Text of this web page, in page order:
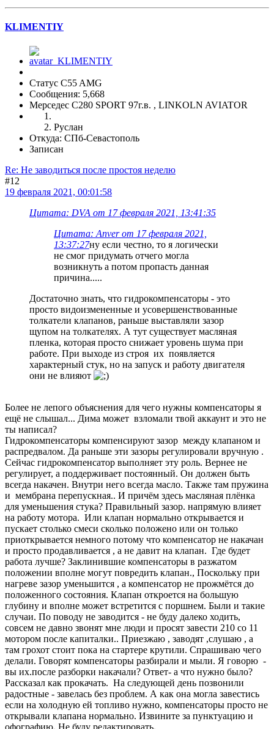
KLIMENTIY
Статус C55 AMG
Сообщения: 5,668
Мерседес С280 SPORT 97г.в. , LINKOLN AVIATOR
Руслан
Откуда: СПб-Севастополь
Записан
Re: Не заводиться после простоя неделю
#12
19 февраля 2021, 00:01:58
Цитата: DVA от 17 февраля 2021, 13:41:35
Цитата: Anver от 17 февраля 2021,
13:37:27ну если честно, то я логически
не смог придумать отчего могла
возникнуть а потом пропасть данная
причина.....
Достаточно знать, что гидрокомпенсаторы - это
просто видоизмененные и усовершенствованные
толкатели клапанов, раньше выставляли зазор
щупом на толкателях. А тут существует масляная
пленка, которая просто снижает уровень шума при
работе. При выходе из строя их появляется
характерный стук, но на запуск и работу двигателя
они не влияют
Более не лепого объяснения для чего нужны компенсаторы я
ещё не слышал... Дима может взломали твой аккаунт и это не
ты написал?
Гидрокомпенсаторы компенсируют зазор между клапаном и
распредвалом. Да раньше эти зазоры регулировали вручную .
Сейчас гидрокомпенсатор выполняет эту роль. Вернее не
регулирует, а поддерживает постоянный. Он должен быть
всегда накачен. Внутри него всегда масло. Также там пружина
и мембрана перепускная.. И причём здесь масляная плёнка
для уменьшения стука? Правильный зазор. напрямую влияет
на работу мотора. Или клапан нормально открывается и
пускает столько смеси сколько положено или он только
приоткрывается немного потому что компенсатор не накачан
и просто продавливается , а не давит на клапан. Где будет
работа лучше? Заклинившие компенсаторы в разжатом
положении вполне могут повредить клапан., Поскольку при
нагреве зазор уменьшится , а компенсатор не прожмётся до
положенного состояния. Клапан откроется на большую
глубину и вполне может встретится с поршнем. Были и такие
случаи. По поводу не заводится - не буду далеко ходить,
совсем не давно звонят мне люди и просят завести 210 со 11
мотором после капиталки.. Приезжаю , заводят ,слушаю , а
там грохот стоит пока на стартере крутили. Спрашиваю чего
делали. Говорят компенсаторы разбирали и мыли. Я говорю -
вы их.после разборки накачали? Ответ- а что нужно было?
Рассказал как прокачать. На следующей день позвонили
радостные - завелась без проблем. А как она могла завестись
если на холодную ей топливо нужно, компенсаторы просто не
открывали клапана нормально. Извините за пунктуацию и
офографию. Не буду редактировать.